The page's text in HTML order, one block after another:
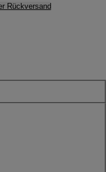
Rückversand